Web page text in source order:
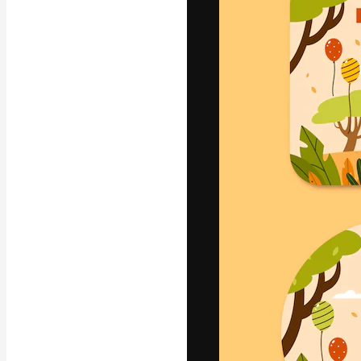
La plateforme
vos meilleurs
d’abonnés :
studios.
Français
Copyright © 2010-